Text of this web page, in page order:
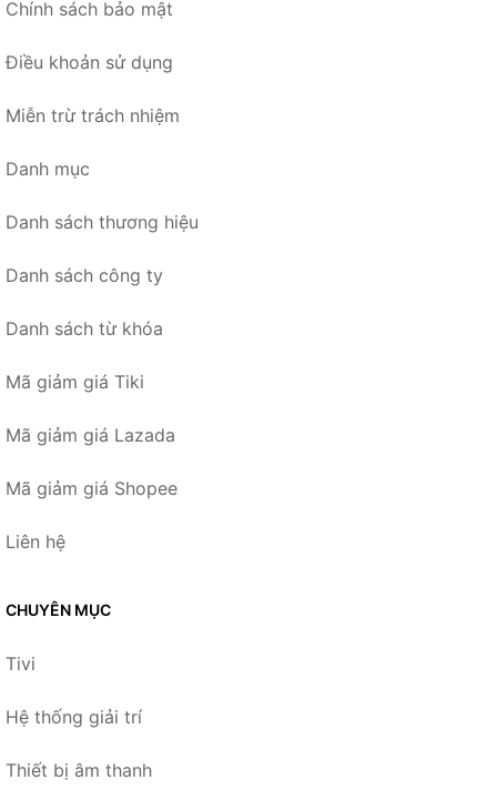
Chính sách bảo mật
Điều khoản sử dụng
Miễn trừ trách nhiệm
Danh mục
Danh sách thương hiệu
Danh sách công ty
Danh sách từ khóa
Mã giảm giá Tiki
Mã giảm giá Lazada
Mã giảm giá Shopee
Liên hệ
CHUYÊN MỤC
Tivi
Hệ thống giải trí
Thiết bị âm thanh